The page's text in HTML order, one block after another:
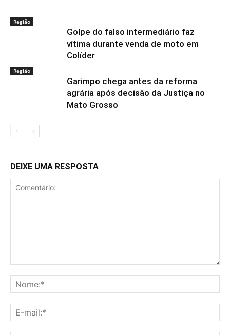
Região
Golpe do falso intermediário faz
vítima durante venda de moto em
Colíder
Região
Garimpo chega antes da reforma
agrária após decisão da Justiça no
Mato Grosso
DEIXE UMA RESPOSTA